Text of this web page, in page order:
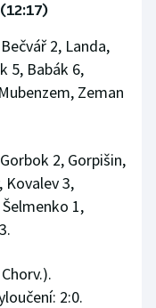
2, Landa,
5, Babák 6,
Zeman
2, Gorpišin,
Kovalev 3,
1,
2:0.